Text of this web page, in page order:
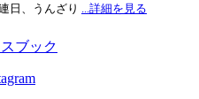
日、うんざり
...詳細を見る